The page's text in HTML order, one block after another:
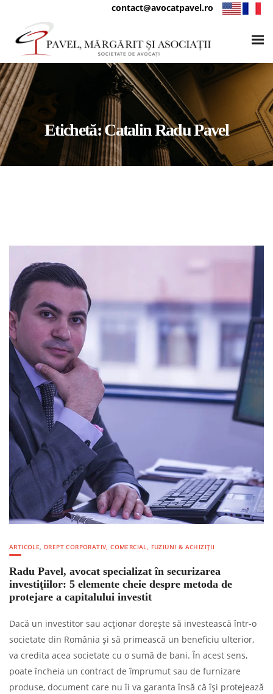
contact@avocatpavel.ro
Etichetă:Catalin Radu Pavel
ARTICOLE, DREPT CORPORATIV, COMERCIAL, FUZIUNI & ACHIZIȚII
Radu Pavel, avocat specializat în securizarea
investiţiilor: 5 elemente cheie despre metoda de
protejare a capitalului investit
Dacă un investitor sau acţionar doreşte să investească într-o
societate din România şi să primească un beneficiu ulterior,
va credita acea societate cu o sumă de bani. În acest sens,
poate încheia un contract de împrumut sau de furnizare
produse, document care nu îi va garanta însă că îşi protejează